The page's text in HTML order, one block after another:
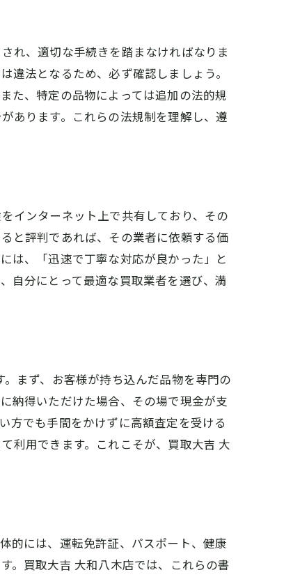
れ、適切な手続きを踏まなければなりま
法となるため、必ず確認しましょう。
た、特定の品物によっては追加の法的規
あります。これらの法規制を理解し、遵
インターネット上で共有しており、その
と評判であれば、その業者に依頼する価
は、「迅速で丁寧な対応が良かった」と
自分にとって最適な買取業者を選び、満
まず、お客様が持ち込んだ品物を専門の
納得いただけた場合、その場で現金が支
方でも手間をかけずに高額査定を受ける
利用できます。これこそが、買取大吉 大
的には、運転免許証、パスポート、健康
。買取大吉 大和八木店では、これらの書